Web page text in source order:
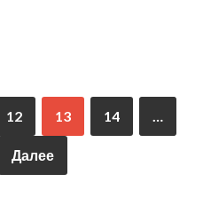
12 13 14 …
Далее